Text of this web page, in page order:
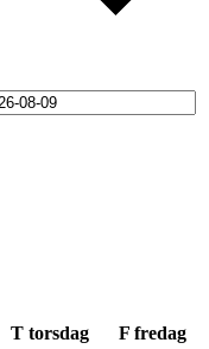
T torsdag F fredag